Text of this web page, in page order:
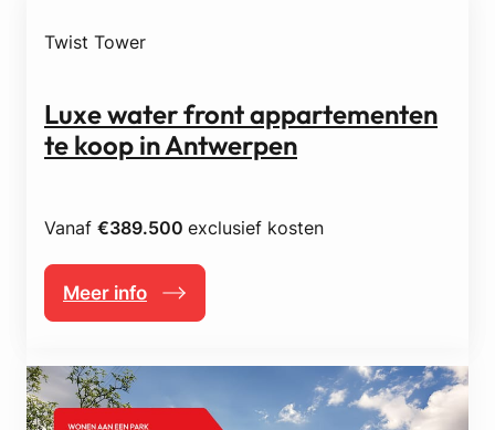
Twist Tower
Luxe water front appartementen
te koop in Antwerpen
Vanaf €389.500 exclusief kosten
Meer info
:
L
x
e
w